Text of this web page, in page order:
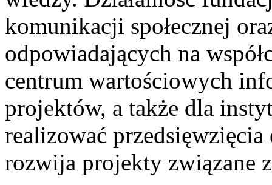
komunikacji społecznej
odpowiadających na
centrum wartościowych
projektów, a także dla
realizować
rozwija projekty